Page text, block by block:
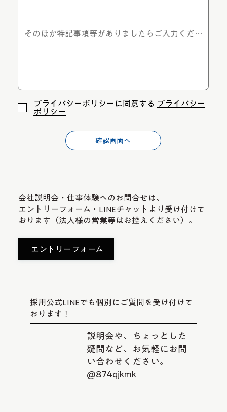
プライバシーポリシーに同意する プライバシー
ポリシー
確認画面へ
会社説明会・仕事体験へのお問合せは、
エントリーフォーム・LINEチャットより受け付けて
おります（法人様の営業等はお控えください）。
エントリーフォーム
採用公式LINEでも個別にご質問を受け付けて
おります！
@874qjkmk
説明会や、ちょっとした
疑問など、お気軽にお問
い合わせください。